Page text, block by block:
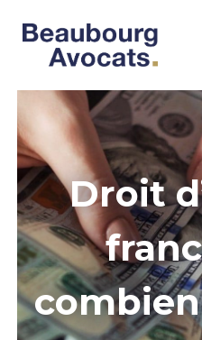
Droit